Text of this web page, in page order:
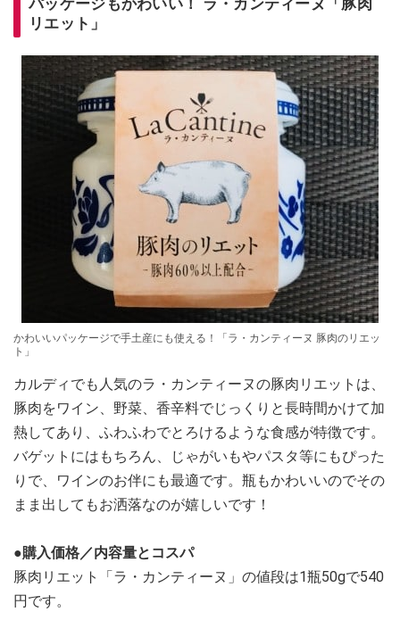
パッケージもかわいい！ ラ・カンティーヌ「豚肉
リエット」
かわいいパッケージで手土産にも使える！「ラ・カンティーヌ 豚肉のリエッ
ト」
カルディでも人気のラ・カンティーヌの豚肉リエットは、
豚肉をワイン、野菜、香辛料でじっくりと長時間かけて加
熱してあり、ふわふわでとろけるような食感が特徴です。
バゲットにはもちろん、じゃがいもやパスタ等にもぴった
りで、ワインのお伴にも最適です。瓶もかわいいのでその
まま出してもお洒落なのが嬉しいです！
●購入価格／内容量とコスパ
豚肉リエット「ラ・カンティーヌ」の値段は1瓶50gで540
円です。